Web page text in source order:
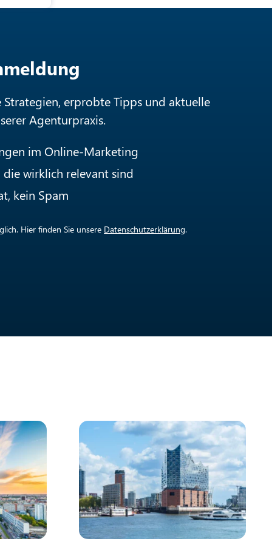
Strategien, erprobte Tipps und aktuelle
Agenturpraxis.
im Online-Marketing
die wirklich relevant sind
kein Spam
Hier finden Sie unsere Datenschutzerklärung.